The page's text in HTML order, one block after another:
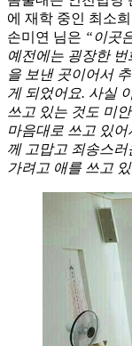
에 재학 중인 최소
손미연 님은 “이곳
예전에는 굉장한
을 보낸 곳이어서
게 되었어요. 사실
쓰고 있는 것도 미
마음대로 쓰고 있
께 고맙고 죄송스
가려고 애를 쓰고